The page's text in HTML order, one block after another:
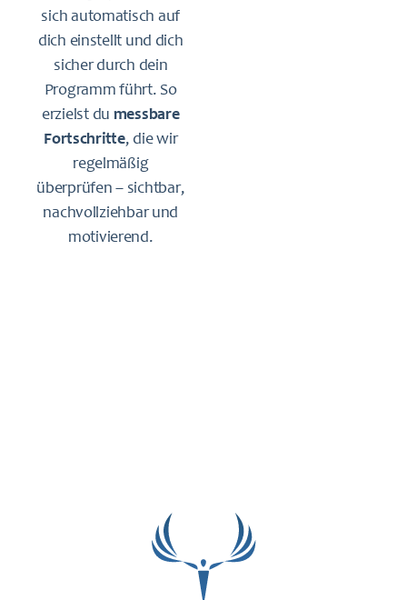
sich automatisch auf
dich einstellt und dich
sicher durch dein
Programm führt. So
erzielst du messbare
Fortschritte, die wir
regelmäßig
überprüfen – sichtbar,
nachvollziehbar und
motivierend.